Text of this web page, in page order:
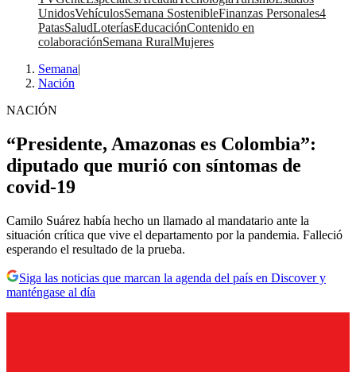
UnidosVehículosSemana SostenibleFinanzas Personales4
PatasSaludLoteríasEducaciónContenido en
colaboraciónSemana RuralMujeres
Semana|
Nación
NACIÓN
“Presidente, Amazonas es Colombia”:
diputado que murió con síntomas de
covid-19
Camilo Suárez había hecho un llamado al mandatario ante la
situación crítica que vive el departamento por la pandemia. Falleció
esperando el resultado de la prueba.
Siga las noticias que marcan la agenda del país en Discover y
manténgase al día